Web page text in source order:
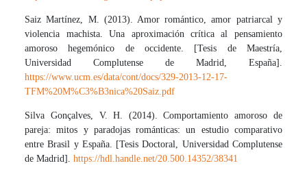
Saiz Martínez, M. (2013). Amor romántico, amor patriarcal y
violencia machista. Una aproximación crítica al pensamiento
amoroso hegemónico de occidente. [Tesis de Maestría,
Universidad Complutense de Madrid, España].
https://www.ucm.es/data/cont/docs/329-2013-12-17-
TFM%20M%C3%B3nica%20Saiz.pdf
Silva Gonçalves, V. H. (2014). Comportamiento amoroso de
pareja: mitos y paradojas románticas: un estudio comparativo
entre Brasil y España. [Tesis Doctoral, Universidad Complutense
de Madrid].https://hdl.handle.net/20.500.14352/38341